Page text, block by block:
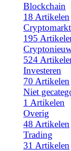
Blockchain
18 Artikelen
Cryptomarkt
195
524
Investeren
70 Artikelen
Niet
1 Artikelen
Overig
48 Artikelen
Trading
31 Artikelen